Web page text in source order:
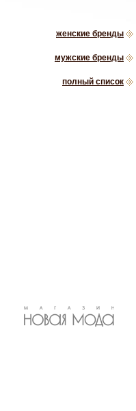
женские бренды
мужские бренды
полный список